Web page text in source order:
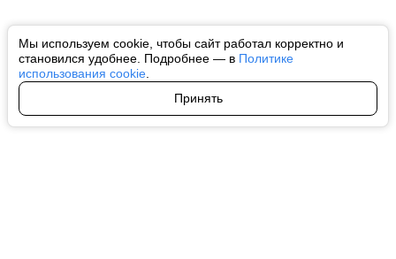
Мы используем cookie, чтобы сайт работал корректно и
становился удобнее. Подробнее — в Политике
использования cookie
Принять